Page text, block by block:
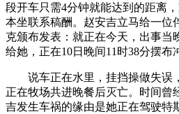
段开车只需4分钟就能达到的距离
本坐联系稿酬。赵安吉立马给一位
克颁布发表：就正在今天，出事当
给她，正在10日晚间11时38分摆布
说车正在水里，挂挡操做失误
正在牧场共进晚餐后灭亡。时间曾
吉发生车祸的缘由是她正在驾驶特